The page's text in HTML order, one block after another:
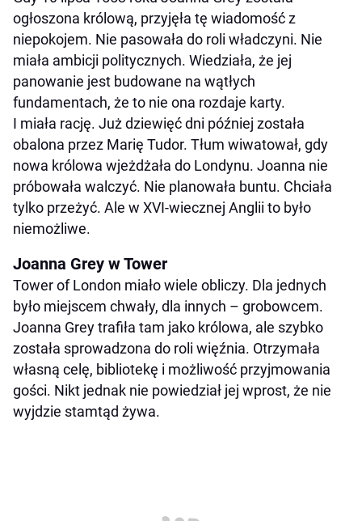
ogłoszona królową, przyjęła tę wiadomość z
niepokojem. Nie pasowała do roli władczyni. Nie
miała ambicji politycznych. Wiedziała, że jej
panowanie jest budowane na wątłych
fundamentach, że to nie ona rozdaje karty.
I miała rację. Już dziewięć dni później została
obalona przez Marię Tudor. Tłum wiwatował, gdy
nowa królowa wjeżdżała do Londynu. Joanna nie
próbowała walczyć. Nie planowała buntu. Chciała
tylko przeżyć. Ale w XVI-wiecznej Anglii to było
niemożliwe.
Joanna Grey w Tower
Tower of London miało wiele obliczy. Dla jednych
było miejscem chwały, dla innych – grobowcem.
Joanna Grey trafiła tam jako królowa, ale szybko
została sprowadzona do roli więźnia. Otrzymała
własną celę, bibliotekę i możliwość przyjmowania
gości. Nikt jednak nie powiedział jej wprost, że nie
wyjdzie stamtąd żywa.